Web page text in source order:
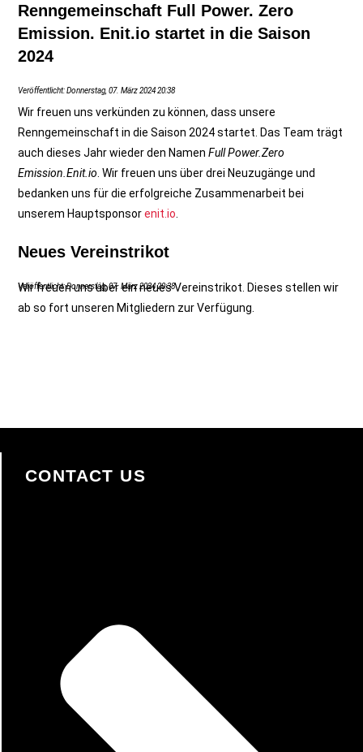
Renngemeinschaft Full Power. Zero
Emission. Enit.io startet in die Saison
2024
Veröffentlicht: Donnerstag, 07. März 2024 20:38
Wir freuen uns verkünden zu können, dass unsere
Renngemeinschaft in die Saison 2024 startet. Das Team trägt
auch dieses Jahr wieder den NamenFull Power.Zero
Emission.Enit.io . Wir freuen uns über drei Neuzugänge und
bedanken uns für die erfolgreiche Zusammenarbeit bei
unserem Hauptsponsorenit.io
Neues Vereinstrikot
Veröffentlicht: Donnerstag, 07. März 2024 20:38
Wir freuen uns über ein neues Vereinstrikot. Dieses stellen wir
ab so fort unseren Mitgliedern zur Verfügung.
CONTACT US